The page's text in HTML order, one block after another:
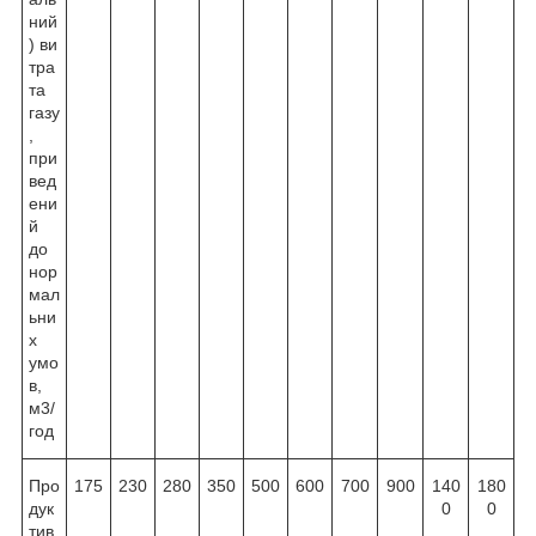
ний
) ви
тра
та
газу
при
вед
ени
й
до
нор
мал
ьни
х
умо
в,
м3/
год
Про
дук
тив
175 230 280 350 500 600 700 900
140
0
180
0